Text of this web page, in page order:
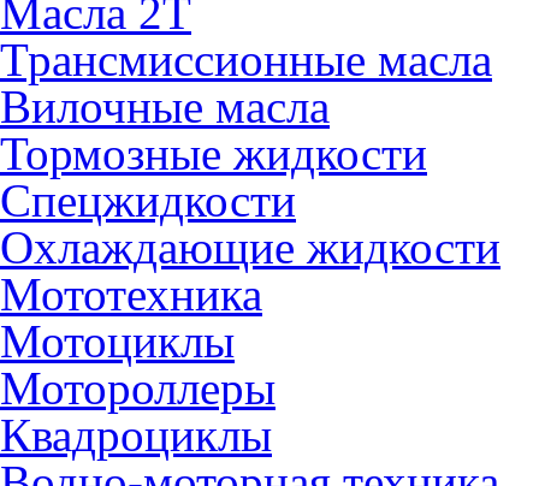
Масла 2Т
Трансмиссионные масла
Вилочные масла
Тормозные жидкости
Спецжидкости
Охлаждающие жидкости
Мототехника
Мотоциклы
Мотороллеры
Квадроциклы